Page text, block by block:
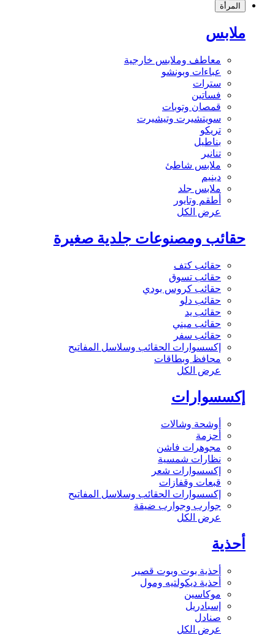
المرأة
ملابس
معاطف وملابس خارجية
عباءات وبونشو
سترات
فساتين
قمصان وتوبات
سويتشيرت وتيشيرت
تريكو
بناطيل
تنانير
ملابس شاطئ
دينيم
ملابس جلد
أطقم وتايور
عرض الكل
حقائب ومصنوعات جلدية صغيرة
حقائب كتف
حقائب تسوق
حقائب كروس بودي
حقائب دلو
حقائب يد
حقائب ميني
حقائب سفر
إكسسوارات الحقائب وسلاسل المفاتيح
محافظ وبطاقات
عرض الكل
إكسسوارات
أوشحة وشالات
أحزمة
مجوهرات فاشن
نظارات شمسية
إكسسوارات شعر
قبعات وقفازات
إكسسوارات الحقائب وسلاسل المفاتيح
جوارب وجوارب ضيقة
عرض الكل
أحذية
أحذية بوت وبوت قصير
أحذية ديكولتيه ومول
موكاسين
إسبادريل
صنادل
عرض الكل